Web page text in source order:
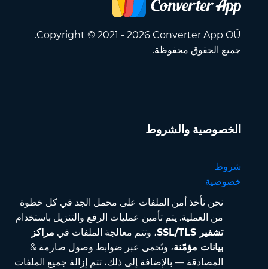
Copyright © 2021 - 2026 Converter App OÜ.
جميع الحقوق محفوظة.
الخصوصية والشروط
شروط
خصوصية
نحن نأخذ أمن الملفات على محمل الجد في كل خطوة
من العملية. يتم تأمين عمليات الرفع والتنزيل باستخدام
تشفير SSL/TLS
، وتتم معالجة الملفات في مراكز
بيانات مؤمّنة، وتُحمى عبر ضوابط وصول صارمة &
المصادقة — بالإضافة إلى ذلك، تتم إزالة جميع الملفات